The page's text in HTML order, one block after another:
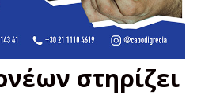
στηρίζει